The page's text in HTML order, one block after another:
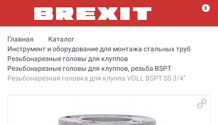
0
Главная
Каталог
Инструмент и оборудование для монтажа стальных труб
Резьбонарезные головы для клуппов
Резьбонарезные головы для клуппов, резьба BSPT
Резьбонарезная головка для клуппа VOLL BSPT SS 3/4"